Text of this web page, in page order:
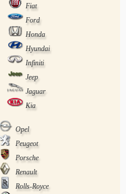
Fiat
Ford
Honda
Hyundai
Infiniti
Jeep
Jaguar
Kia
Opel
Peugeot
Porsche
Renault
Rolls-Royce